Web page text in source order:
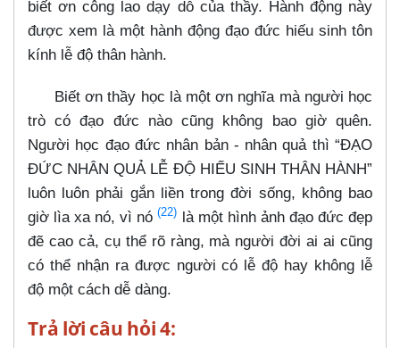
biết ơn công lao dạy dỗ của thầy. Hành động này
được xem là một hành động đạo đức hiếu sinh tôn
kính lễ độ thân hành.
Biết ơn thầy học là một ơn nghĩa mà người học
trò có đạo đức nào cũng không bao giờ quên.
Người học đạo đức nhân bản - nhân quả thì “ĐẠO
ĐỨC NHÂN QUẢ LỄ ĐỘ HIẾU SINH THÂN HÀNH”
luôn luôn phải gắn liền trong đời sống, không bao
giờ lìa xa nó, vì nó(22) là một hình ảnh đạo đức đẹp
đẽ cao cả, cụ thể rõ ràng, mà người đời ai ai cũng
có thể nhận ra được người có lễ độ hay không lễ
độ một cách dễ dàng.
Trả lời câu hỏi 4: